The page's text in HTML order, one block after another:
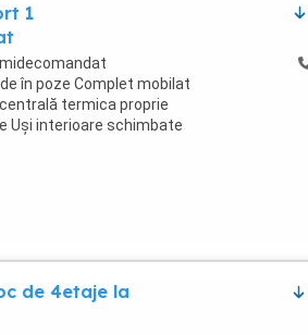
1
în poze Complet mobilat
termica proprie
Uși interioare schimbate
de 4etaje la